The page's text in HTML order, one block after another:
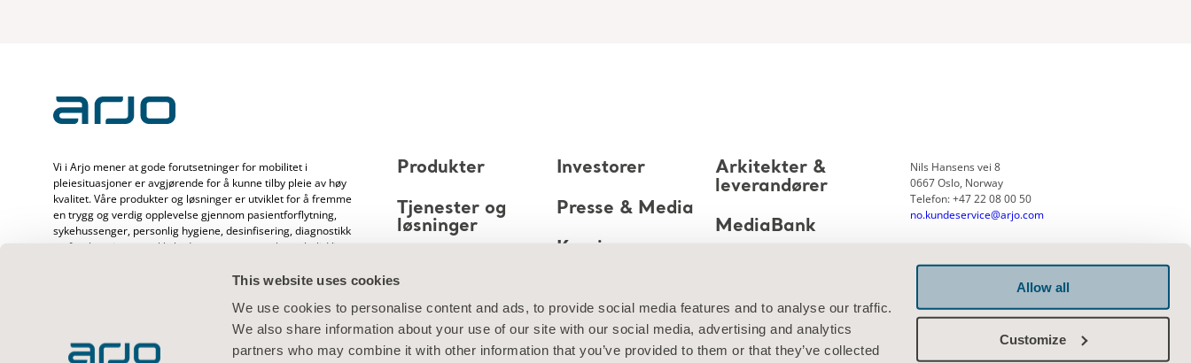
This website uses cookies
We use cookies to personalise content and ads, to provide social media features and to analyse our traffic.
We also share information about your use of our site with our social media, advertising and analytics
partners who may combine it with other information that you’ve provided to them or that they’ve collected
Allow all
Customize
Vi i Arjo mener at gode forutsetninger for mobilitet i
pleiesituasjoner er avgjørende for å kunne tilby pleie av høy
kvalitet. Våre produkter og løsninger er utviklet for å fremme
en trygg og verdig opplevelse gjennom pasientforflytning,
sykehussenger, personlig hygiene, desinfisering, diagnostikk
og forebygging av trykkskader og venøs tromboemboli. Vi
erfaring med pasientpleie og helsepersonell, og er opptatt
Produkter
Tjenester og
løsninger
Om oss
Kontakt oss
Investorer
Presse & Media
Karriere
Arkitekter &
leverandører
MediaBank
Nils Hansens vei 8
0667 Oslo, Norway
Telefon: +47 22 08 00 50
no.kundeservice@arjo.com